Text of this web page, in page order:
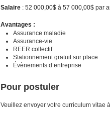
Salaire : 52 000,00$ à 57 000,00$ par
Avantages :
Assurance maladie
Assurance-vie
REER collectif
Stationnement gratuit sur place
Évènements d’entreprise
Pour postuler
Veuillez envoyer votre curriculum vitae